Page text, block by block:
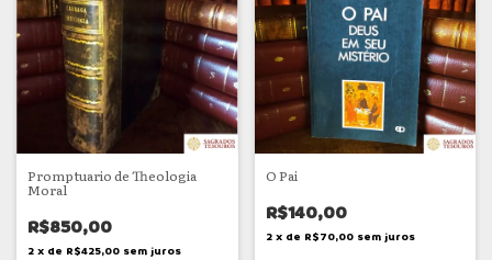
Promptuario de Theologia
Moral
R$850,00
2 x de R$425,00 sem juros
O Pai
R$140,00
2 x de R$70,00 sem juros